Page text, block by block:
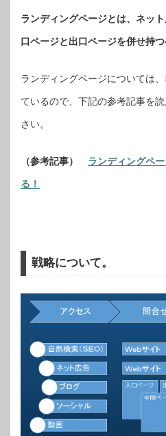
ランディングページとは、ネッ
口ページと出口ページを併せ持つ
ランディングページについては
ているので、下記の参考記事を
さい。
（参考記事） ランディングペ
る！
戦略について。